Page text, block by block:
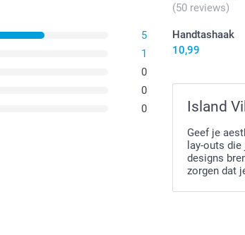
5
1
0
0
0
(50 reviews)
Handtashaak
10,99
Island
Geef je
lay-outs
designs
zorgen dat